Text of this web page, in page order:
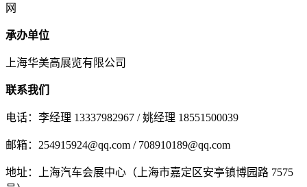
网
承办单位
上海华美高展览有限公司
联系我们
电话：李经理 13337982967 / 姚经理 18551500039
邮箱：254915924@qq.com / 708910189@qq.com
地址：上海汽车会展中心（上海市嘉定区安亭镇博园路 7575